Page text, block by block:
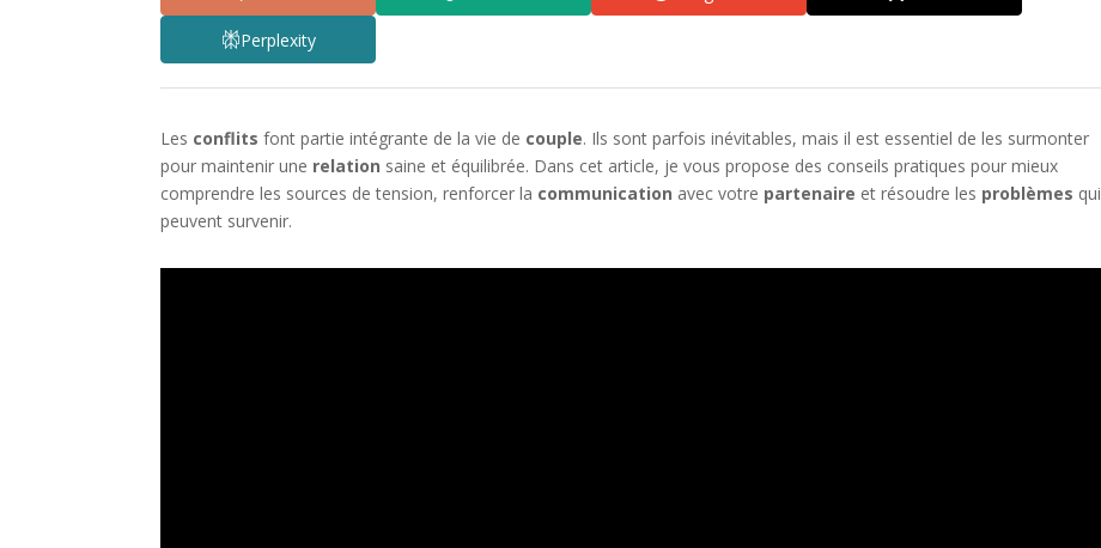
Perplexity
Les conflits font partie intégrante de la vie de couple. Ils sont parfois inévitables, mais il est essentiel de les surmonter
pour maintenir une relation saine et équilibrée. Dans cet article, je vous propose des conseils pratiques pour mieux
comprendre les sources de tension, renforcer la communication avec votre partenaire et résoudre les problèmes qui
peuvent survenir.